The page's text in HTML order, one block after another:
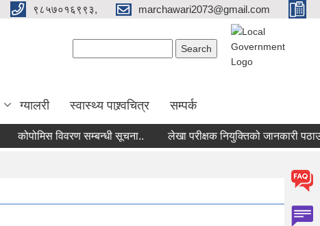
९८५७०१६९९३, marchawari2073@gmail.com
ग्यालरी स्वास्थ्य पाश्र्वचित्र सम्पर्क
कोपोमिस विवरण सम्बन्धी सूचना.. लेखा परीक्षक नियुक्तिको जानकारी पठाउने